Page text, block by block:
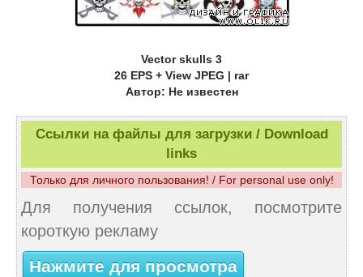
Vector skulls 3
26 EPS + View JPEG | rar
Автор: Не известен
Ссылки на файлы для загрузки / Download
links
Только для личного пользования! / For personal use only!
Для получения ссылок, посмотрите
короткую рекламу
Нажмите для просмотра